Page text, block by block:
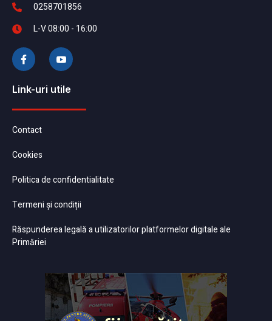
0258701856
L-V 08:00 - 16:00
Link-uri utile
Contact
Cookies
Politica de confidentialitate
Termeni și condiții
Răspunderea legală a utilizatorilor platformelor digitale ale
Primăriei